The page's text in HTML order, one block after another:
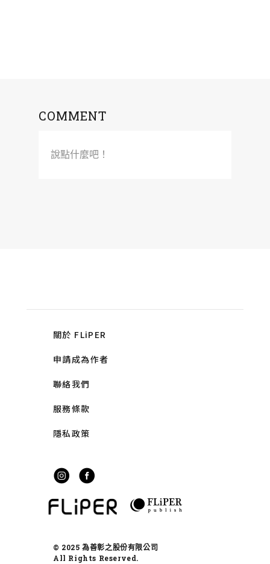
COMMENT
說點什麼吧！
關於 FLiPER
申請成為作者
聯絡我們
服務條款
隱私政策
© 2025 為善彰之股份有限公司
All Rights Reserved.